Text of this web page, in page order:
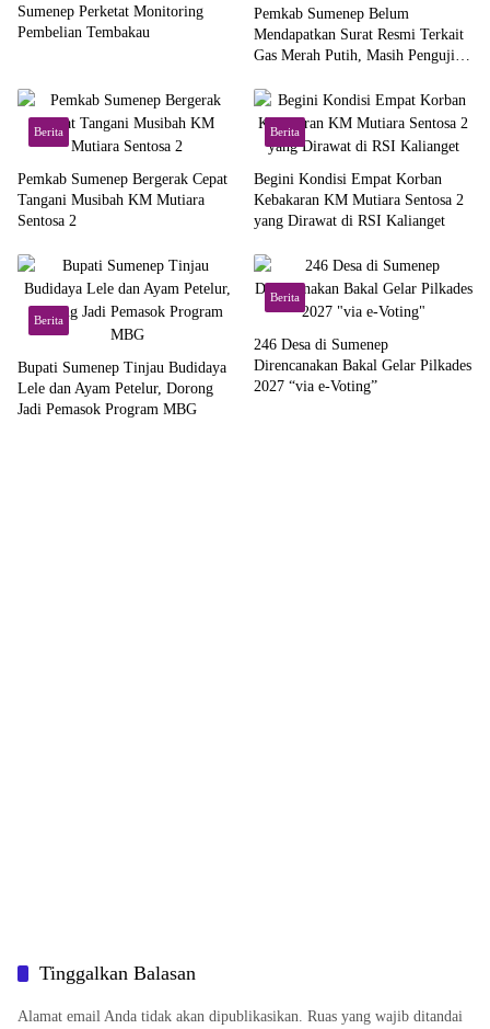
Sumenep Perketat Monitoring
Pembelian Tembakau
Pemkab Sumenep Belum
Mendapatkan Surat Resmi Terkait
Gas Merah Putih, Masih Pengujian
Berita
Pemkab Sumenep Bergerak Cepat
Tangani Musibah KM Mutiara
Sentosa 2
Berita
Begini Kondisi Empat Korban
Kebakaran KM Mutiara Sentosa 2
yang Dirawat di RSI Kalianget
Berita
Bupati Sumenep Tinjau Budidaya
Lele dan Ayam Petelur, Dorong
Jadi Pemasok Program MBG
Berita
246 Desa di Sumenep
Direncanakan Bakal Gelar Pilkades
2027 “via e-Voting”
Tinggalkan Balasan
Alamat email Anda tidak akan dipublikasikan. Ruas yang wajib ditandai